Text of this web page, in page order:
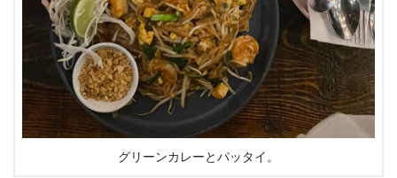
グリーンカレーとパッタイ。